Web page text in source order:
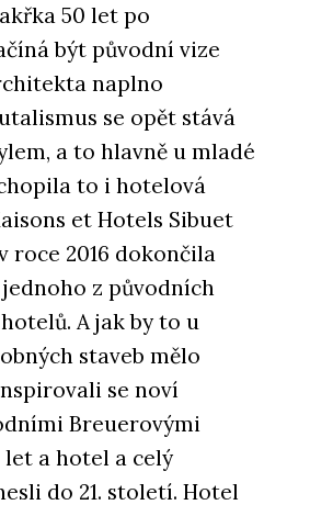
50 let po
být původní vize
naplno
se opět stává
a to hlavně u mladé
to i hotelová
et Hotels Sibuet
roce 2016 dokončila
z původních
A jak by to u
staveb mělo
se noví
Breuerovými
let a hotel a celý
do 21. století. Hotel